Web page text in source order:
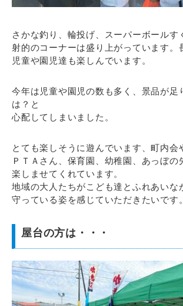
さかな釣り、輪投げ、スーパーボールす
射的のコーナーは盛り上がっています。
児童や園児達も楽しんでいます。
今年は児童や園児の数も多く、景品が足
は？と
心配してしまいました。
とても楽しそうに遊んでいます、町内会
ＰＴＡさん、保育園、幼稚園、あっぼの
楽しませてくれています。
地域の大人たちがこども達とふれあいな
守っている姿を感じていただきたいです。
屋台の方は・・・